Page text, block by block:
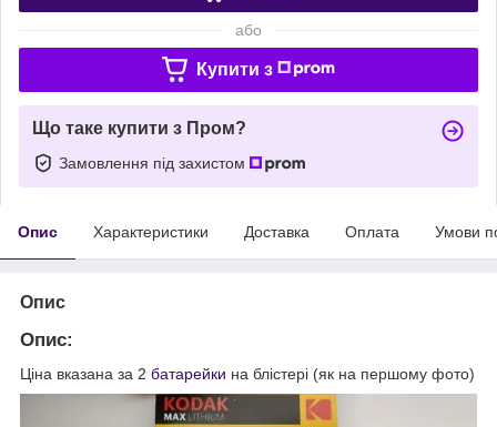
або
Купити з
Що таке купити з Пром?
Замовлення під захистом
Опис Характеристики Доставка Оплата Умови
Опис
Опис:
Ціна вказана за 2 батарейки на блістері (як на першому фото)